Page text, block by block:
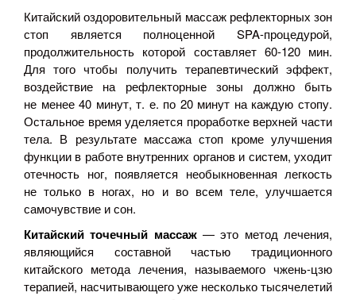
Китайский оздоровительный массаж рефлекторных зон
стоп является полноценной SPA-процедурой,
продолжительность которой составляет 60-120 мин.
Для того чтобы получить терапевтический эффект,
воздействие на рефлекторные зоны должно быть
не менее 40 минут,т. е. по 20 минут на каждую стопу.
Остальное время уделяется проработке верхней части
тела. В результате массажа стоп кроме улучшения
функции в работе внутренних органов и систем, уходит
отечность ног, появляется необыкновенная легкость
не только в ногах, но и во всем теле, улучшается
самочувствие и сон.
Китайский точечный массаж— это метод лечения,
являющийся составной частью традиционного
китайского метода лечения, называемого чжень-цзю
терапией, насчитывающего уже несколько тысячелетий